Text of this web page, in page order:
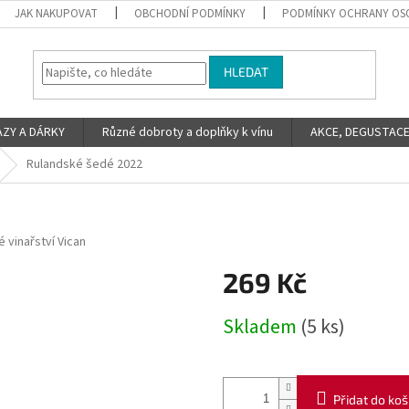
JAK NAKUPOVAT OBCHODNÍ PODMÍNKY PODMÍNKY OCHRANY
HLEDAT
A DÁRKY Různé dobroty a doplňky k vínu AKCE,
Rulandské šedé 2022
vinařství Vican
269 Kč
cena:
Skladem (5 ks)
Přidat do